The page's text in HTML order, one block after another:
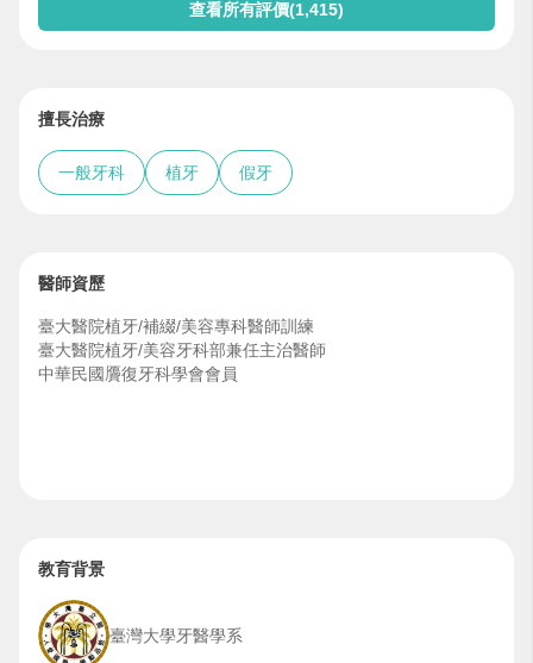
查看所有評價(1,415)
擅長治療
一般牙科 植牙 假牙
醫師資歷
臺大醫院植牙/補綴/美容專科醫師訓練
臺大醫院植牙/美容牙科部兼任主治醫師
中華民國贗復牙科學會會員
教育背景
臺灣大學牙醫學系